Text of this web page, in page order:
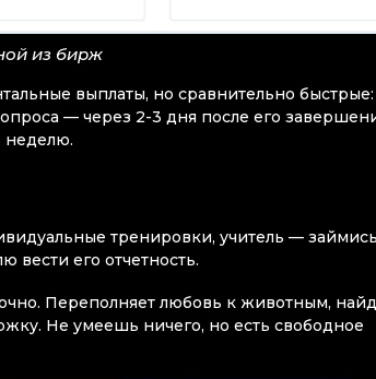
из бирж
выплаты, но сравнительно быстрые:
— через 2-3 дня после его
неделю.
тренировки, учитель —
его отчетность.
Переполняет любовь к животным,
Не умеешь ничего, но есть свободное